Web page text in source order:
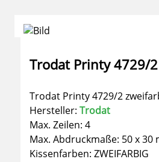
Trodat Printy 4729/
Trodat Printy 4729/2
Hersteller: Trodat
Max. Zeilen: 4
Max. Abdruckmaße: 50 x 30
Kissenfarben: ZWEIFARBIG